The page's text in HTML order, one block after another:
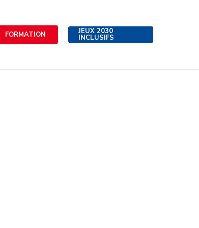
FORMATION JEUX 2030
INCLUSIFS